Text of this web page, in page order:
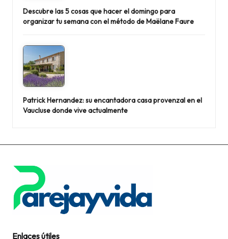
Descubre las 5 cosas que hacer el domingo para
organizar tu semana con el método de Maëlane Faure
Patrick Hernandez: su encantadora casa provenzal en el
Vaucluse donde vive actualmente
Enlaces útiles